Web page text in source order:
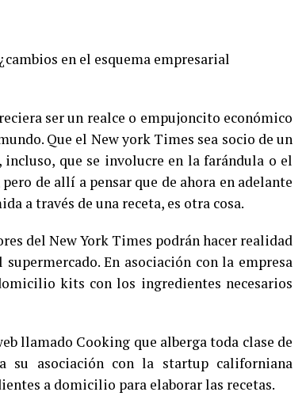
en el esquema empresarial
ser un realce o empujoncito económico
Que el New york Times sea socio de un
que se involucre en la farándula o el
de allí a pensar que de ahora en adelante
a través de una receta, es otra cosa.
del New York Times podrán hacer realidad
En asociación con la empresa
kits con los ingredientes necesarios
llamado Cooking que alberga toda clase de
su asociación con la startup californiana
a domicilio para elaborar las recetas.